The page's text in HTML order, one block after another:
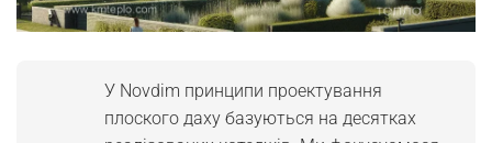
У Novdim принципи проектування
плоского даху базуються на десятках